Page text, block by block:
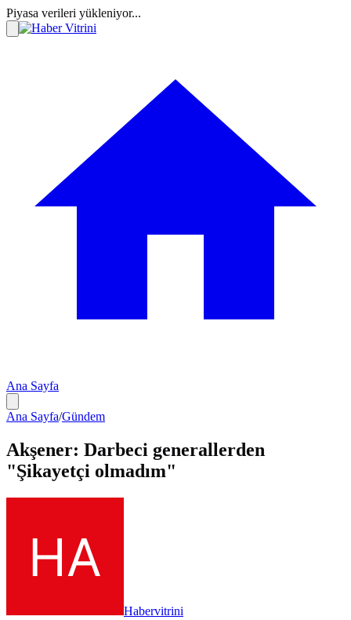
Piyasa verileri yükleniyor...
Ana Sayfa
Ana Sayfa/Gündem
Akşener: Darbeci generallerden
"Şikayetçi olmadım"
Habervitrini